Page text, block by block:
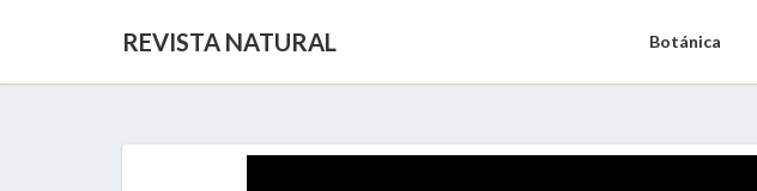
REVISTA NATURAL Botánica